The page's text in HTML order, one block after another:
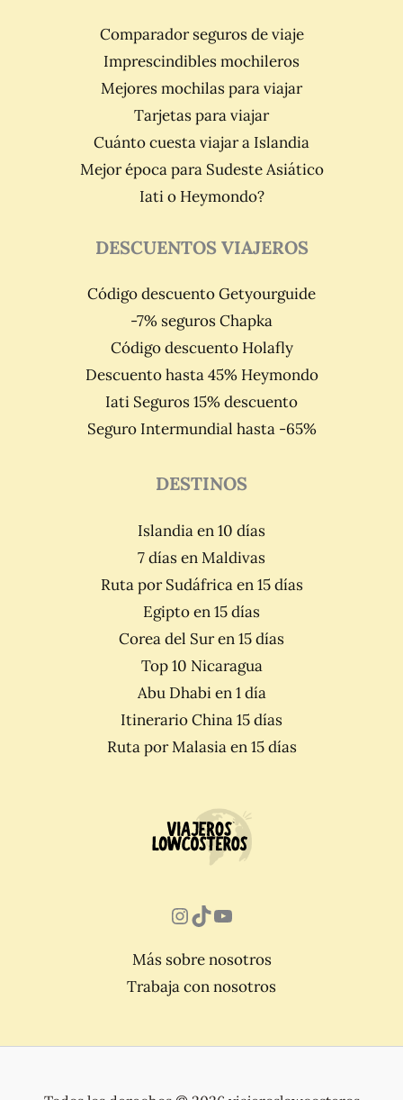
Comparador seguros de viaje
Imprescindibles mochileros
Mejores mochilas para viajar
Tarjetas para viajar
Cuánto cuesta viajar a Islandia
Mejor época para Sudeste Asiático
Iati o Heymondo?
DESCUENTOS VIAJEROS
Código descuento Getyourguide
-7% seguros Chapka
Código descuento Holafly
Descuento hasta 45% Heymondo
Iati Seguros 15% descuento
Seguro Intermundial hasta -65%
DESTINOS
Islandia en 10 días
7 días en Maldivas
Ruta por Sudáfrica en 15 días
Egipto en 15 días
Corea del Sur en 15 días
Top 10 Nicaragua
Abu Dhabi en 1 día
Itinerario China 15 días
Ruta por Malasia en 15 días
Instagram
TikTok
YouTube
Más sobre nosotros
Trabaja con nosotros